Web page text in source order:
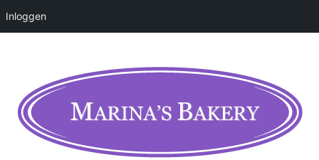
Inloggen